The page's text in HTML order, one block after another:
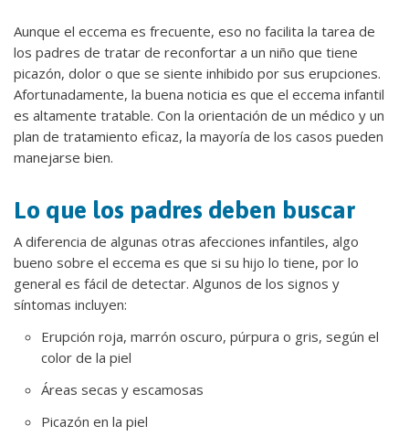
Aunque el eccema es frecuente, eso no facilita la tarea de
los padres de tratar de reconfortar a un niño que tiene
picazón, dolor o que se siente inhibido por sus erupciones.
Afortunadamente, la buena noticia es que el eccema infantil
es altamente tratable. Con la orientación de un médico y un
plan de tratamiento eficaz, la mayoría de los casos pueden
manejarse bien.
Lo que los padres deben buscar
A diferencia de algunas otras afecciones infantiles, algo
bueno sobre el eccema es que si su hijo lo tiene, por lo
general es fácil de detectar. Algunos de los signos y
síntomas incluyen:
Erupción roja, marrón oscuro, púrpura o gris, según el
color de la piel
Áreas secas y escamosas
Picazón en la piel